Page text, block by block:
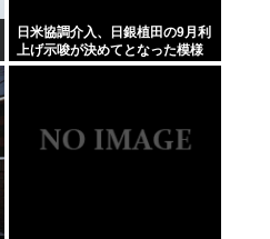
日米協調介入、日銀植田の9月利
上げ示唆が決めてとなった模様